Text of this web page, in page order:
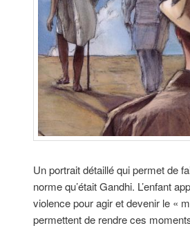
Un portrait détaillé qui permet de
norme qu’était Gandhi. L’enfant
violence pour agir et devenir le «
permettent de rendre ces